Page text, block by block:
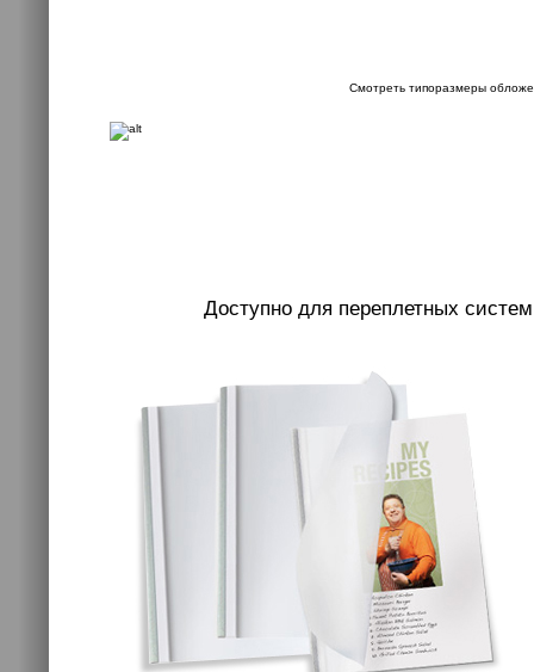
Смотреть типоразмеры
Доступно для переплетных